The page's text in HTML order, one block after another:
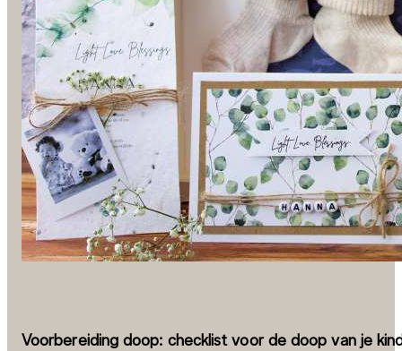
Voorbereiding doop: checklist voor de doop van je